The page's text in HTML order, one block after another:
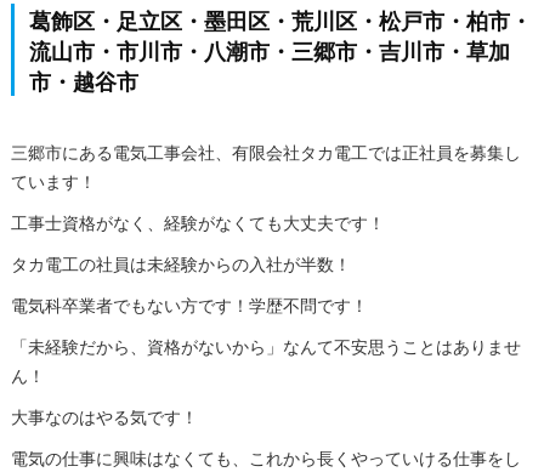
葛飾区・足立区・墨田区・荒川区・松戸市・柏市・
流山市・市川市・八潮市・三郷市・吉川市・草加
市・越谷市
三郷市にある電気工事会社、有限会社タカ電工では正社員を募集し
ています！
工事士資格がなく、経験がなくても大丈夫です！
タカ電工の社員は未経験からの入社が半数！
電気科卒業者でもない方です！学歴不問です！
「未経験だから、資格がないから」なんて不安思うことはありませ
ん！
大事なのはやる気です！
電気の仕事に興味はなくても、これから長くやっていける仕事をし